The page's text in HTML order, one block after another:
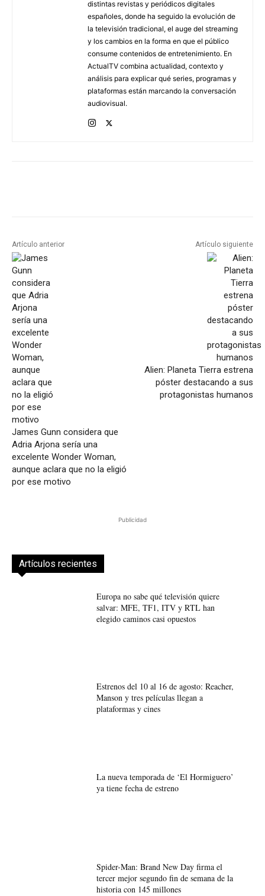
distintas revistas y periódicos digitales
españoles, donde ha seguido la evolución de
la televisión tradicional, el auge del streaming
y los cambios en la forma en que el público
consume contenidos de entretenimiento. En
ActualTV combina actualidad, contexto y
análisis para explicar qué series, programas y
plataformas están marcando la conversación
audiovisual.
Artículo anterior
James Gunn considera que
Adria Arjona sería una
excelente Wonder Woman,
aunque aclara que no la eligió
por ese motivo
Artículo siguiente
Alien: Planeta Tierra estrena
póster destacando a sus
protagonistas humanos
Publicidad
Artículos recientes
Europa no sabe qué televisión quiere
salvar: MFE, TF1, ITV y RTL han
elegido caminos casi opuestos
Estrenos del 10 al 16 de agosto: Reacher,
Manson y tres películas llegan a
plataformas y cines
La nueva temporada de ‘El Hormiguero’
ya tiene fecha de estreno
Spider-Man: Brand New Day firma el
tercer mejor segundo fin de semana de la
historia con 145 millones